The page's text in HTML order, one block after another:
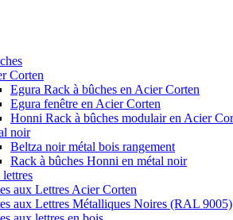
Corten
Egura Rack à bûches en Acier Corten
Egura fenêtre en Acier Corten
Honni Rack à bûches modulair en Acier
noir
Beltza noir métal bois rangement
Rack à bûches Honni en métal noir
aux Lettres Acier Corten
aux Lettres Métalliques Noires (RAL 9005)